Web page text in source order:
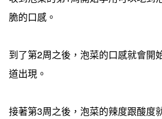
脆的口感。
到了第2周之後，泡菜的口感就會開
道出現。
接著第3周之後，泡菜的辣度跟酸度